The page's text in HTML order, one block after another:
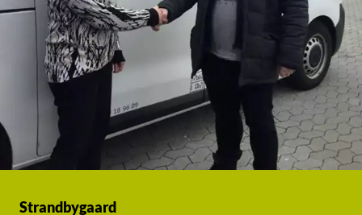
Strandbygaard